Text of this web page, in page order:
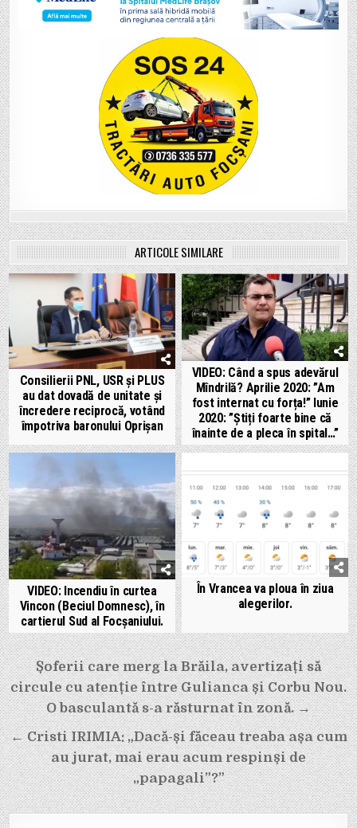
ARTICOLE SIMILARE
Consilierii PNL, USR și PLUS
au dat dovadă de unitate și
încredere reciprocă, votând
împotriva baronului Oprișan
VIDEO: Când a spus adevărul
Mîndrilă? Aprilie 2020: ”Am
fost internat cu forța!” Iunie
2020: ”Știți foarte bine că
înainte de a pleca în spital…”
VIDEO: Incendiu în curtea
Vincon (Beciul Domnesc), în
cartierul Sud al Focșaniului.
În Vrancea va ploua în ziua
alegerilor.
Navigare
în
articole
Șoferii care merg la Brăila, avertizați să
circule cu atenție între Gulianca și Corbu Nou.
O basculantă s-a răsturnat în zonă. →
← Cristi IRIMIA: „Dacă-și făceau treaba așa cum
au jurat, mai erau acum respinși de
„papagali”?”